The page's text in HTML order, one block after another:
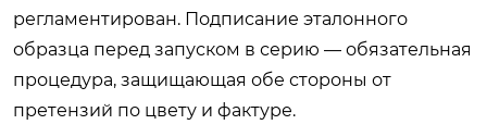
регламентирован. Подписание эталонного
образца перед запуском в серию — обязательная
процедура, защищающая обе стороны от
претензий по цвету и фактуре.